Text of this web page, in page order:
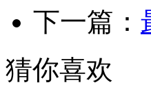
下一篇：
猜你喜欢